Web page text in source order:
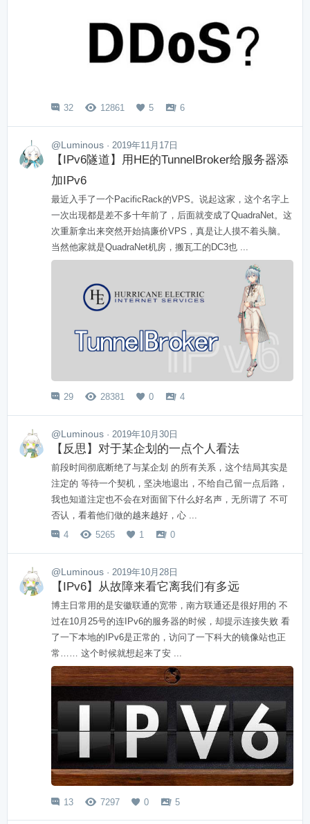
 32  12861  5  6
@Luminous · 2019年11月17日
【IPv6隧道】用HE的TunnelBroker给服务器添
加IPv6
最近入手了一个PacificRack的VPS。说起这家，这个名字上
一次出现都是差不多十年前了，后面就变成了QuadraNet。这
次重新拿出来突然开始搞廉价VPS，真是让人摸不着头脑。
当然他家就是QuadraNet机房，搬瓦工的DC3也 ...
 29  28381  0  4
@Luminous · 2019年10月30日
【反思】对于某企划的一点个人看法
前段时间彻底断绝了与某企划 的所有关系，这个结局其实是
注定的 等待一个契机，坚决地退出，不给自己留一点后路，
我也知道注定也不会在对面留下什么好名声，无所谓了 不可
否认，看着他们做的越来越好，心 ...
 4  5265  1  0
@Luminous · 2019年10月28日
【IPv6】从故障来看它离我们有多远
博主日常用的是安徽联通的宽带，南方联通还是很好用的 不
过在10月25号的连IPv6的服务器的时候，却提示连接失败 看
了一下本地的IPv6是正常的，访问了一下科大的镜像站也正
常…… 这个时候就想起来了安 ...
 13  7297  0  5